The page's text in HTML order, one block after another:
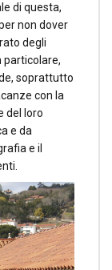
di questa,
non dover
degli
particolare,
soprattutto
con la
del loro
e da
e il